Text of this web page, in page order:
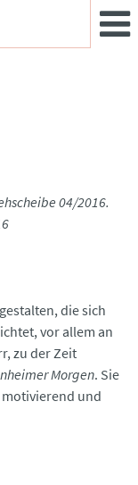
04/2016.
die sich
vor allem an
zu der Zeit
Morgen. Sie
und